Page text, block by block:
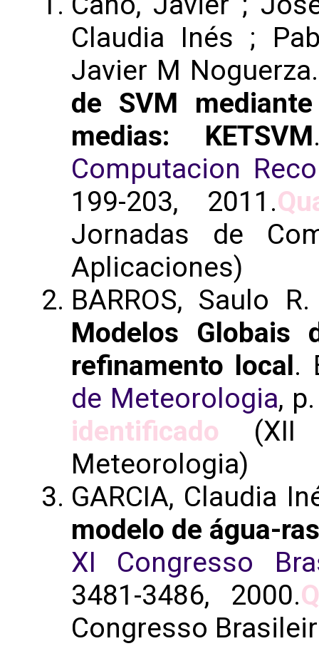
Claudia Inés ;
Javier M
de SVM
medias: KETSVM
Computacion
199-203, 2011.
Jornadas de
Aplicaciones)
BARROS, Saulo
Modelos Globais
refinamento local.
de Meteorologia,
identificado (XII
Meteorologia)
GARCIA, Claudia
modelo de água-
XI Congresso
3481-3486, 2000.
Congresso